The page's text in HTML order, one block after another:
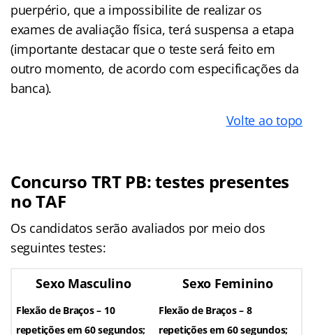
puerpério, que a impossibilite de realizar os
exames de avaliação física, terá suspensa a etapa
(importante destacar que o teste será feito em
outro momento, de acordo com especificações da
banca).
Volte ao topo
Concurso TRT PB: testes presentes
no TAF
Os candidatos serão avaliados por meio dos
seguintes testes:
Sexo Masculino Sexo Feminino
Flexão de Braços – 10
repetições em 60 segundos;
Flexão de Braços – 8
repetições em 60 segundos;